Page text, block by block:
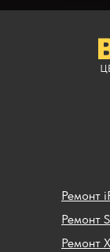
Ремонт
Ремонт
Ремонт